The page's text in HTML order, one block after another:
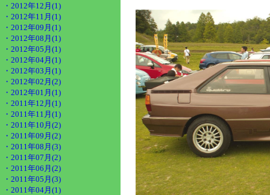
・2012年12月(1)
・2012年11月(1)
・2012年09月(1)
・2012年08月(1)
・2012年05月(1)
・2012年04月(1)
・2012年03月(1)
・2012年02月(2)
・2012年01月(1)
・2011年12月(1)
・2011年11月(1)
・2011年10月(2)
・2011年09月(2)
・2011年08月(3)
・2011年07月(2)
・2011年06月(2)
・2011年05月(3)
・2011年04月(1)